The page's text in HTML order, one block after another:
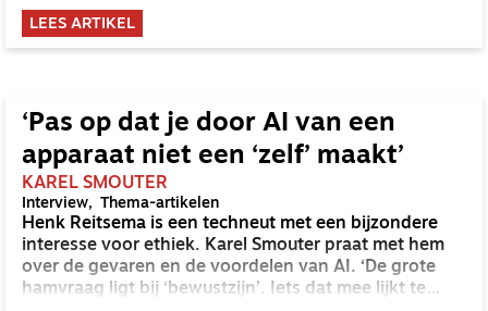
LEES ARTIKEL
‘Pas op dat je door AI van een
apparaat niet een ‘zelf’ maakt’
KAREL SMOUTER
Interview Thema-artikelen
Henk Reitsema is een techneut met een bijzondere
interesse voor ethiek. Karel Smouter praat met hem
over de gevaren en de voordelen van AI. ‘De grote
hamvraag ligt bij ‘bewustzijn’. Iets dat mee lijkt te